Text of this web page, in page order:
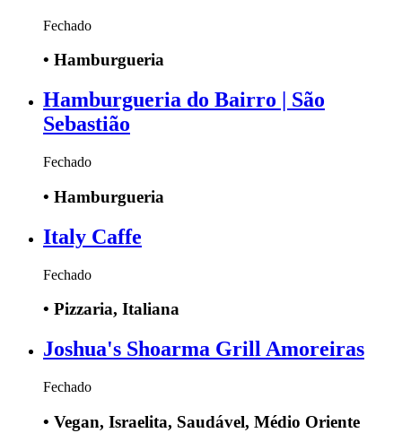
Fechado
• Hamburgueria
Hamburgueria do Bairro | São
Sebastião
Fechado
• Hamburgueria
Italy Caffe
Fechado
• Pizzaria, Italiana
Joshua's Shoarma Grill Amoreiras
Fechado
• Vegan, Israelita, Saudável, Médio Oriente